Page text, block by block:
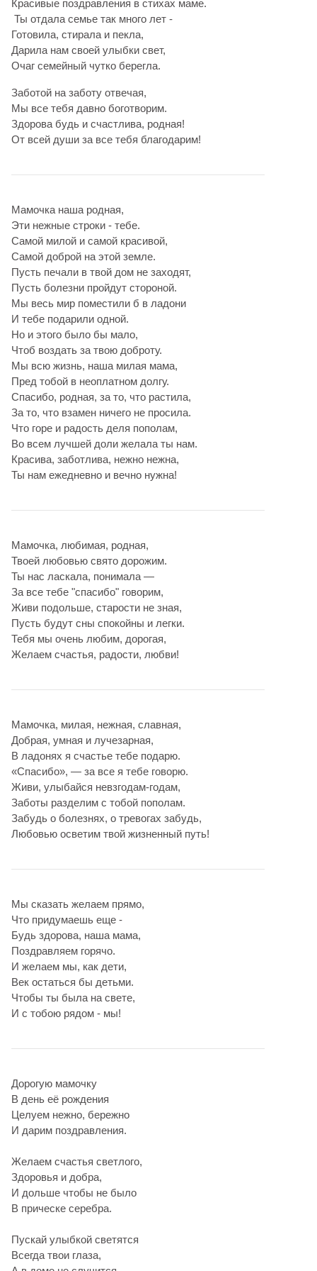
Красивые поздравления в стихах маме.
Ты отдала семье так много лет -
Готовила, стирала и пекла,
Дарила нам своей улыбки свет,
Очаг семейный чутко берегла.
Заботой на заботу отвечая,
Мы все тебя давно боготворим.
Здорова будь и счастлива, родная!
От всей души за все тебя благодарим!
Мамочка наша родная,
Эти нежные строки - тебе.
Самой милой и самой красивой,
Самой доброй на этой земле.
Пусть печали в твой дом не заходят,
Пусть болезни пройдут стороной.
Мы весь мир поместили б в ладони
И тебе подарили одной.
Но и этого было бы мало,
Чтоб воздать за твою доброту.
Мы всю жизнь, наша милая мама,
Пред тобой в неоплатном долгу.
Спасибо, родная, за то, что растила,
За то, что взамен ничего не просила.
Что горе и радость деля пополам,
Во всем лучшей доли желала ты нам.
Красива, заботлива, нежно нежна,
Ты нам ежедневно и вечно нужна!
Мамочка, любимая, родная,
Твоей любовью свято дорожим.
Ты нас ласкала, понимала —
За все тебе "спасибо" говорим,
Живи подольше, старости не зная,
Пусть будут сны спокойны и легки.
Тебя мы очень любим, дорогая,
Желаем счастья, радости, любви!
Мамочка, милая, нежная, славная,
Добрая, умная и лучезарная,
В ладонях я счастье тебе подарю.
«Спасибо», — за все я тебе говорю.
Живи, улыбайся невзгодам-годам,
Заботы разделим с тобой пополам.
Забудь о болезнях, о тревогах забудь,
Любовью осветим твой жизненный путь!
Мы сказать желаем прямо,
Что придумаешь еще -
Будь здорова, наша мама,
Поздравляем горячо.
И желаем мы, как дети,
Век остаться бы детьми.
Чтобы ты была на свете,
И с тобою рядом - мы!
Дорогую мамочку
В день её рождения
Целуем нежно, бережно
И дарим поздравления.
Желаем счастья светлого,
Здоровья и добра,
И дольше чтобы не было
В прическе серебра.
Пускай улыбкой светятся
Всегда твои глаза,